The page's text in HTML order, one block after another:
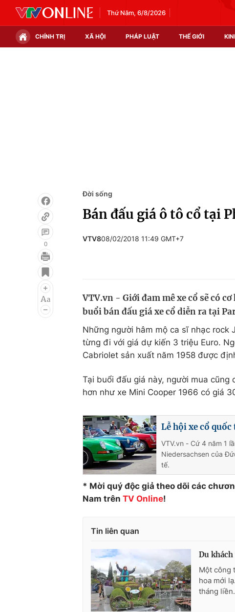
Thứ Năm, 6/8/2026
CHÍNH TRỊ XÃ HỘI PHÁP LUẬT THẾ GIỚI
Điện ảnh
Âm nhạc
Làm đẹp
0
Đời sống
Bán đấu giá ô tô cổ tại
VTV808/02/2018 11:49 GMT+7
VTV.vn - Giới đam mê xe cổ sẽ có
buổi bán đấu giá xe cổ diễn ra tại
Những người hâm mộ ca sĩ nhạc rock
từng đi với giá dự kiến 3 triệu Euro.
Cabriolet sản xuất năm 1958 được
Tại buổi đấu giá này, người mua
hơn như xe Mini Cooper 1966 có giá
Lễ hội xe cổ
VTV.vn - Cứ 4 năm 1
Niedersachsen của
tế.
* Mời quý độc giả theo dõi các
Nam trên TV Online!
Tin liên quan
Du
Một công
hoa mới
tháng liền.